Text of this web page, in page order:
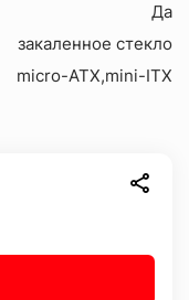
Да
закаленное стекло
micro-ATX,mini-ITX